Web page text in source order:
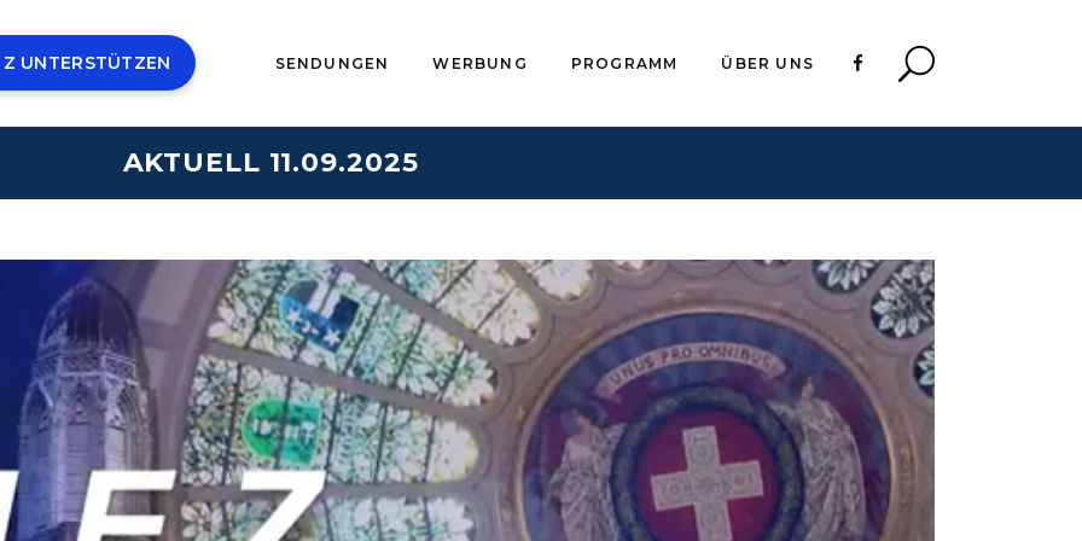
UNTERSTÜTZEN SENDUNGEN WERBUNG PROGRAMM ÜBER UNS
AKTUELL 11.09.2025